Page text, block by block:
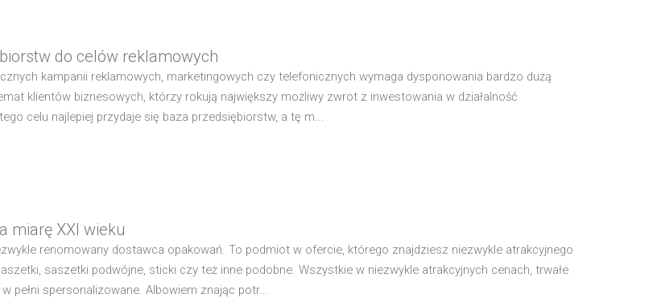
do celów reklamowych
kampanii reklamowych, marketingowych czy telefonicznych wymaga dysponowania bardzo dużą
klientów biznesowych, którzy rokują największy możliwy zwrot z inwestowania w działalność
celu najlepiej przydaje się baza przedsiębiorstw, a tę m...
miarę XXI wieku
renomowany dostawca opakowań. To podmiot w ofercie, którego znajdziesz niezwykle atrakcyjnego
saszetki podwójne, sticki czy też inne podobne. Wszystkie w niezwykle atrakcyjnych cenach, trwałe
pełni spersonalizowane. Albowiem znając potr...